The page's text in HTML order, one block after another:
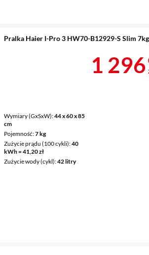
Pralka Haier I-Pro 3 HW70-B12929-S Slim
Wymiary (GxSxW) 44 x 60 x 85
cm
Pojemność 7 kg
Zużycie prądu (100 cykli) 40
kWh = 41,20 zł
Zużycie wody (cykl) 42 litry
Cena
1 296